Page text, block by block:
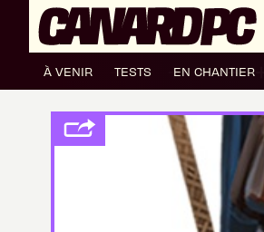
À VENIR TESTS EN CHANTIER